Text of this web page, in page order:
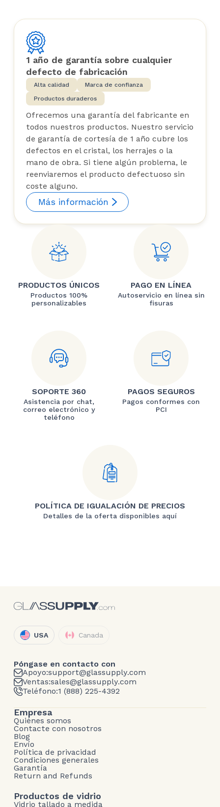
1 año de garantía sobre cualquier
defecto de fabricación
Alta calidad
Marca de confianza
Productos duraderos
Ofrecemos una garantía del fabricante en
todos nuestros productos. Nuestro servicio
de garantía de cortesía de 1 año cubre los
defectos en el cristal, los herrajes o la
mano de obra. Si tiene algún problema, le
reenviaremos el producto defectuoso sin
coste alguno.
Más información
PRODUCTOS ÚNICOS
Productos 100%
personalizables
PAGO EN LÍNEA
Autoservicio en línea sin
fisuras
SOPORTE 360
Asistencia por chat,
correo electrónico y
teléfono
PAGOS SEGUROS
Pagos conformes con
PCI
POLÍTICA DE IGUALACIÓN DE PRECIOS
Detalles de la oferta disponibles aquí
USA Canada
Póngase en contacto con
Apoyo:support@glassupply.com
Ventas:sales@glassupply.com
Teléfono:1 (888) 225-4392
Empresa
Quiénes somos
Contacte con nosotros
Blog
Envío
Política de privacidad
Condiciones generales
Garantía
Return and Refunds
Productos de vidrio
Vidrio tallado a medida